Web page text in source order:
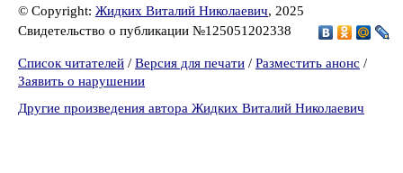
© Copyright: Жидких Виталий Николаевич, 2025
Свидетельство о публикации №125051202338
Список читателей / Версия для печати / Разместить анонс /
Заявить о нарушении
Другие произведения автора Жидких Виталий Николаевич